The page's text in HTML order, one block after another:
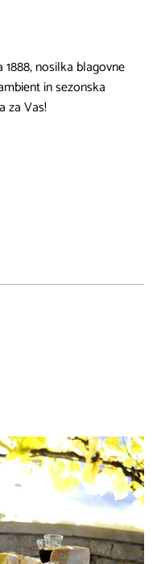
nosilka blagovne
in sezonska
za Vas!